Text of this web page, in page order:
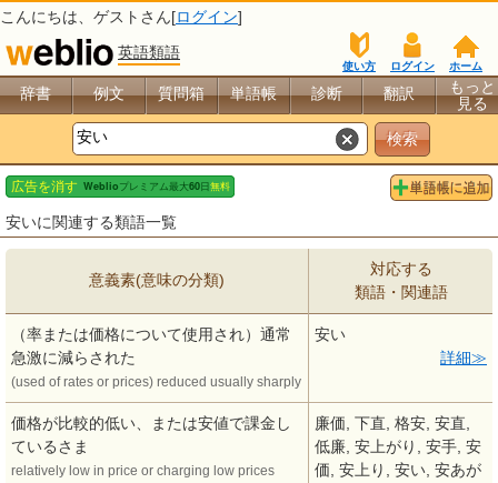
こんにちは、 ゲスト さん[ログイン]
英語類語
ホーム
ログイン
使い方
辞書 例文 質問箱 単語帳 診断 翻訳
もっと
見る
安いに関連する類語一覧
意義素(意味の分類)
対応する
類語・関連語
（率または価格について使用され）通常
急激に減らされた
(used of rates or prices) reduced usually sharply
安い
詳細
価格が比較的低い、または安値で課金し
ているさま
relatively low in price or charging low prices
廉価, 下直, 格安, 安直,
低廉, 安上がり, 安手, 安
価, 安上り, 安い, 安あが